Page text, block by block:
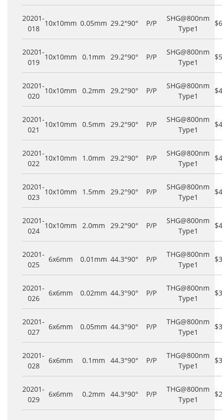
20201-
018
10x10mm 0.05mm 29.2°90° P/P
SHG@800nm
Type1
20201-
019
10x10mm 0.1mm 29.2°90° P/P
SHG@800nm
Type1
20201-
020
10x10mm 0.2mm 29.2°90° P/P
SHG@800nm
Type1
20201-
021
10x10mm 0.5mm 29.2°90° P/P
SHG@800nm
Type1
20201-
022
10x10mm 1.0mm 29.2°90° P/P
SHG@800nm
Type1
20201-
023
10x10mm 1.5mm 29.2°90° P/P
SHG@800nm
Type1
20201-
024
10x10mm 2.0mm 29.2°90° P/P
SHG@800nm
Type1
20201-
025
6x6mm 0.01mm 44.3°90° P/P
THG@800nm
Type1
20201-
026
6x6mm 0.02mm 44.3°90° P/P
THG@800nm
Type1
20201-
027
6x6mm 0.05mm 44.3°90° P/P
THG@800nm
Type1
20201-
028
6x6mm 0.1mm 44.3°90° P/P
THG@800nm
Type1
20201-
029
6x6mm 0.2mm 44.3°90° P/P
THG@800nm
Type1